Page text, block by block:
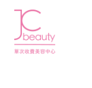
Skip
content